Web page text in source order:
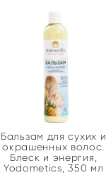
Бальзам для сухих и
окрашенных волос.
Блеск и энергия,
Yodometics, 350 мл